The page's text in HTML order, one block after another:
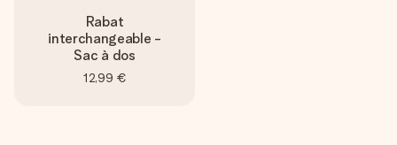
Rabat
interchangeable -
Sac à dos
12,99 €